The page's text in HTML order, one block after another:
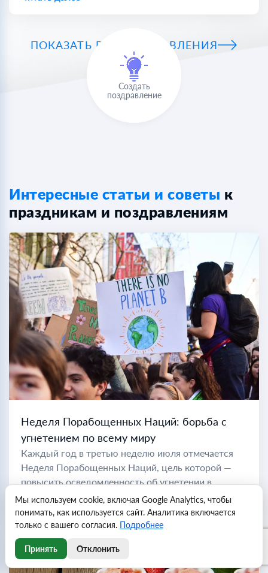
ПОКАЗАТЬ ВСЕ ПОЗДРАВЛЕНИЯ
Создать
поздравление
Интересные статьи и советы к
праздникам и поздравлениям
Неделя Порабощенных Наций: борьба с
угнетением по всему миру
Каждый год в третью неделю июля отмечается
Неделя Порабощенных Наций, цель которой —
повысить осведомленность об угнетении в
коммунистических странах по всему миру. Во
время холодной войны "порабощенной нацией"
считались...
Читать далее
Мы используем cookie, включая Google Analytics, чтобы
понимать, как используется сайт. Аналитика включается
только с вашего согласия. Подробнее
Принять Отклонить